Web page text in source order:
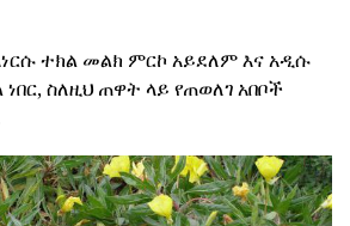
ተክል መልክ ምርኮ አይደለም እና አዲሱ
ስለዚህ ጠዋት ላይ የጠወለገ አበቦች